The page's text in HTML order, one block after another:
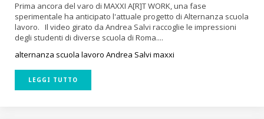
Prima ancora del varo di MAXXI A[R]T WORK, una fase
sperimentale ha anticipato l'attuale progetto di Alternanza scuola
lavoro. Il video girato da Andrea Salvi raccoglie le impressioni
degli studenti di diverse scuola di Roma....
alternanza scuola lavoro Andrea Salvi maxxi
LEGGI TUTTO